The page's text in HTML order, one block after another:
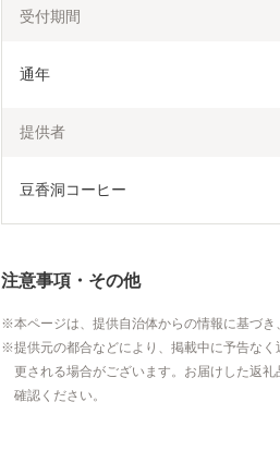
受付期間
通年
提供者
豆香洞コーヒー
注意事項・その他
本ページは、提供自治体からの情報に基づ
提供元の都合などにより、掲載中に予告な
更される場合がございます。お届けした返
確認ください。